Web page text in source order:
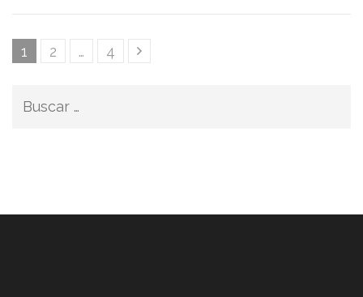
Paginación
entradas
Página
1 Página
2 … Página
4
Buscar: